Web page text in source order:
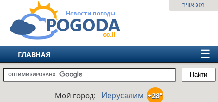
Новости погоды
Найти
מזג אוויר
☰
ГЛАВНАЯ
ИЗРАИЛЬ
Мой город: Иерусалим +28°